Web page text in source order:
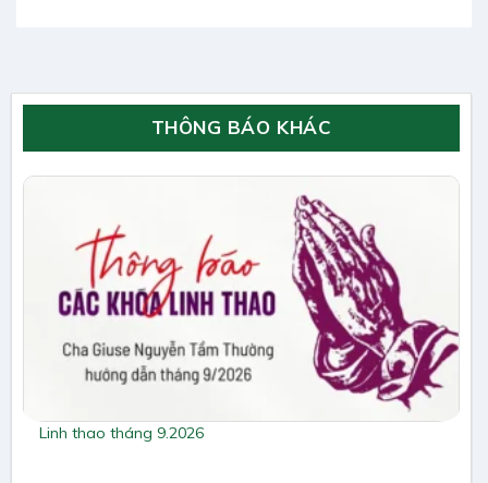
THÔNG BÁO KHÁC
Linh thao tháng 9.2026